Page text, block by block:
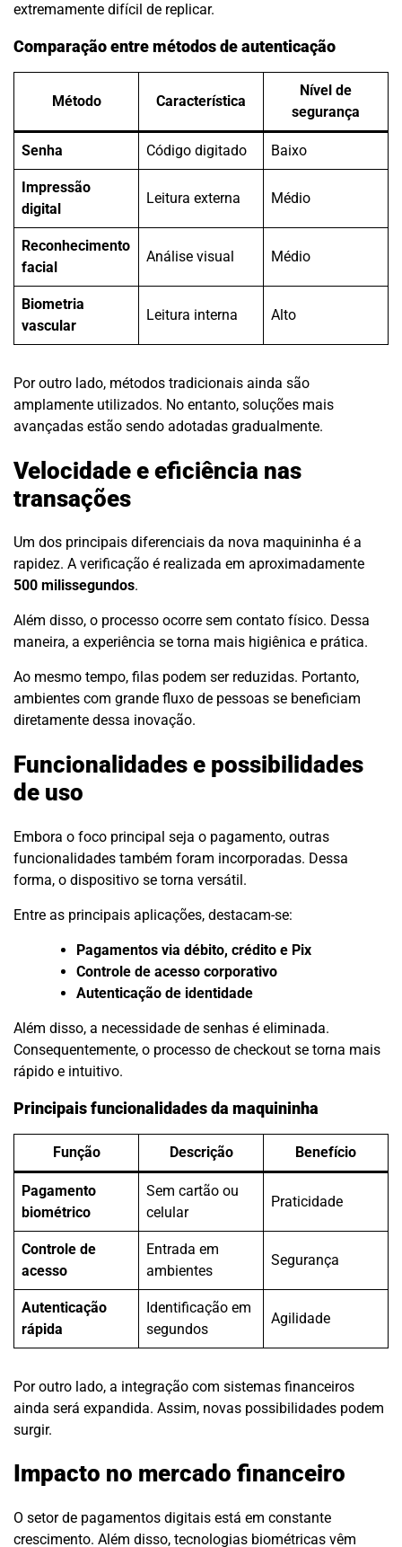
extremamente difícil de replicar.
Comparação entre métodos de autenticação
Método Característica
Nível de
segurança
Senha Código digitado Baixo
Impressão
digital
Leitura externa Médio
Reconhecimento
facial
Análise visual Médio
Biometria
vascular
Leitura interna Alto
Por outro lado, métodos tradicionais ainda são
amplamente utilizados. No entanto, soluções mais
avançadas estão sendo adotadas gradualmente.
Velocidade e eficiência nas
transações
Um dos principais diferenciais da nova maquininha é a
rapidez. A verificação é realizada em aproximadamente
500 milissegundos.
Além disso, o processo ocorre sem contato físico. Dessa
maneira, a experiência se torna mais higiênica e prática.
Ao mesmo tempo, filas podem ser reduzidas. Portanto,
ambientes com grande fluxo de pessoas se beneficiam
diretamente dessa inovação.
Funcionalidades e possibilidades
de uso
Embora o foco principal seja o pagamento, outras
funcionalidades também foram incorporadas. Dessa
forma, o dispositivo se torna versátil.
Entre as principais aplicações, destacam-se:
Pagamentos via débito, crédito e Pix
Controle de acesso corporativo
Autenticação de identidade
Além disso, a necessidade de senhas é eliminada.
Consequentemente, o processo de checkout se torna mais
rápido e intuitivo.
Principais funcionalidades da maquininha
Função Descrição Benefício
Pagamento
biométrico
Sem cartão ou
celular
Praticidade
Controle de
acesso
Entrada em
ambientes
Segurança
Autenticação
rápida
Identificação em
segundos
Agilidade
Por outro lado, a integração com sistemas financeiros
ainda será expandida. Assim, novas possibilidades podem
surgir.
Impacto no mercado financeiro
O setor de pagamentos digitais está em constante
crescimento. Além disso, tecnologias biométricas vêm